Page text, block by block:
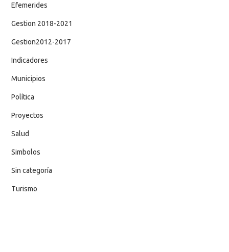
Efemerides
Gestion 2018-2021
Gestion2012-2017
Indicadores
Municipios
Política
Proyectos
Salud
Simbolos
Sin categoría
Turismo